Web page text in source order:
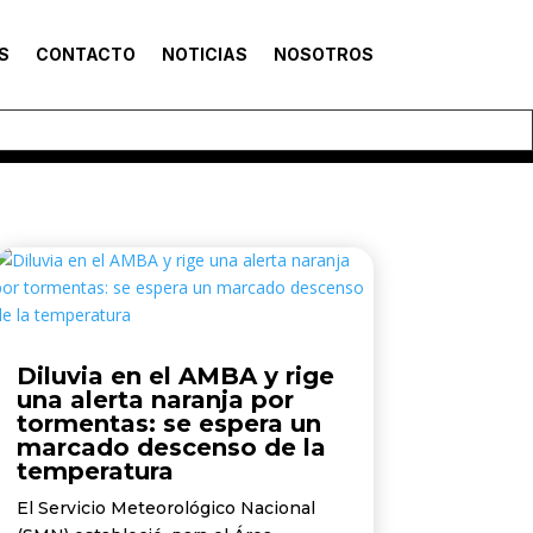
CONTACTO NOTICIAS NOSOTROS
Diluvia en el AMBA y rige
una alerta naranja por
tormentas: se espera un
marcado descenso de la
temperatura
El Servicio Meteorológico Nacional